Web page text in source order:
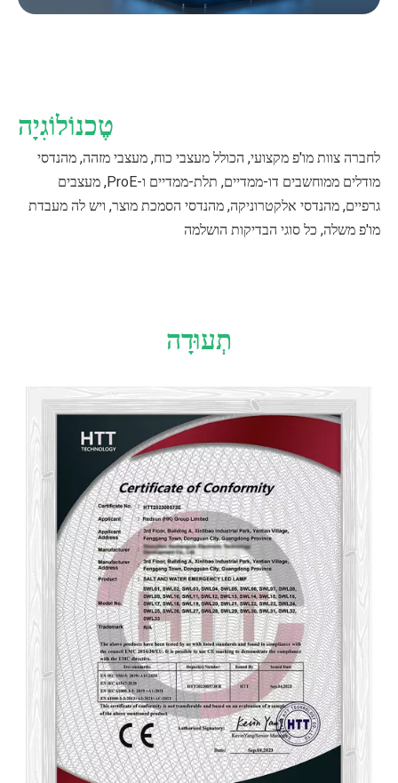
טֶכנוֹלוֹגִיָה
לחברה צוות מו'פ מקצועי, הכולל מעצבי כוח, מעצבי מזהה, מהנדסי
מודלים ממוחשבים דו-ממדיים, תלת-ממדיים ו-ProE, מעצבים
גרפיים, מהנדסי אלקטרוניקה, מהנדסי הסמכת מוצר, ויש לה מעבדת
מו'פ משלה, כל סוגי הבדיקות הושלמה
תְעוּדָה